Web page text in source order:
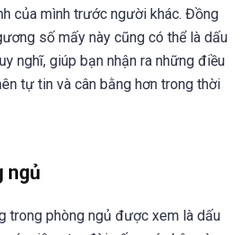
của mình trước người khác. Đồng
số mấy này cũng có thể là dấu
nghĩ, giúp bạn nhận ra những điều
tự tin và cân bằng hơn trong thời
ngủ
trong phòng ngủ được xem là dấu